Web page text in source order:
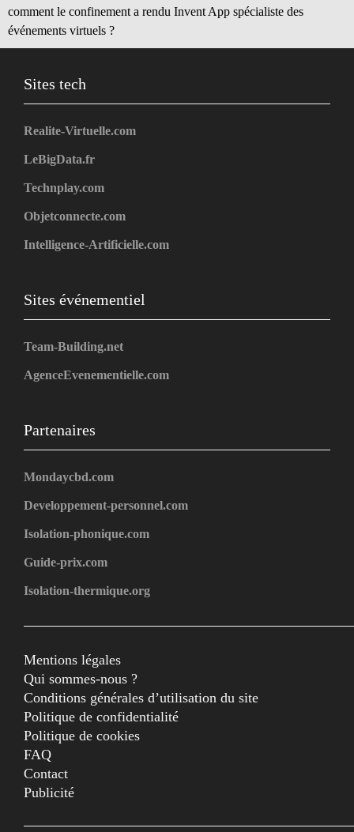
comment le confinement a rendu Invent App spécialiste des
événements virtuels ?
Sites tech
Realite-Virtuelle.com
LeBigData.fr
Technplay.com
Objetconnecte.com
Intelligence-Artificielle.com
Sites événementiel
Team-Building.net
AgenceEvenementielle.com
Partenaires
Mondaycbd.com
Developpement-personnel.com
Isolation-phonique.com
Guide-prix.com
Isolation-thermique.org
Mentions légales
Qui sommes-nous ?
Conditions générales d’utilisation du site
Politique de confidentialité
Politique de cookies
FAQ
Contact
Publicité